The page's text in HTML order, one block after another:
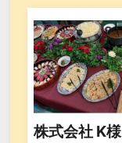
株式会社 K様